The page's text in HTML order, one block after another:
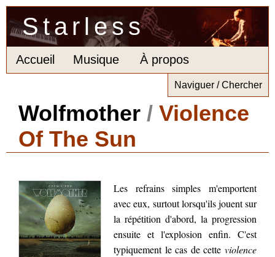
Starless
Accueil Musique À propos
Naviguer / Chercher
Wolfmother / Violence
Of The Sun
Les refrains simples m'emportent
avec eux, surtout lorsqu'ils jouent sur
la répétition d'abord, la progression
ensuite et l'explosion enfin. C'est
typiquement le cas de cette violence